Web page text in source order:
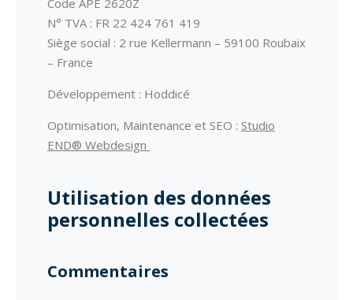
Code APE 2620Z
N° TVA : FR 22 424 761 419
Siège social : 2 rue Kellermann – 59100 Roubaix
– France
Développement : Hoddicé
Optimisation, Maintenance et SEO : Studio
END® Webdesign
Utilisation des données
personnelles collectées
Commentaires